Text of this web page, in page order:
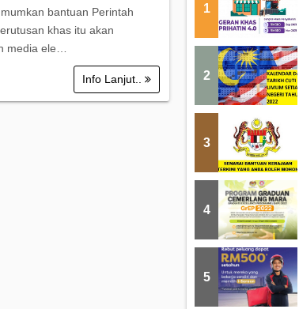
bantuan Perintah
khas itu akan
media ele…
Info Lanjut..
1
2
3
4
5